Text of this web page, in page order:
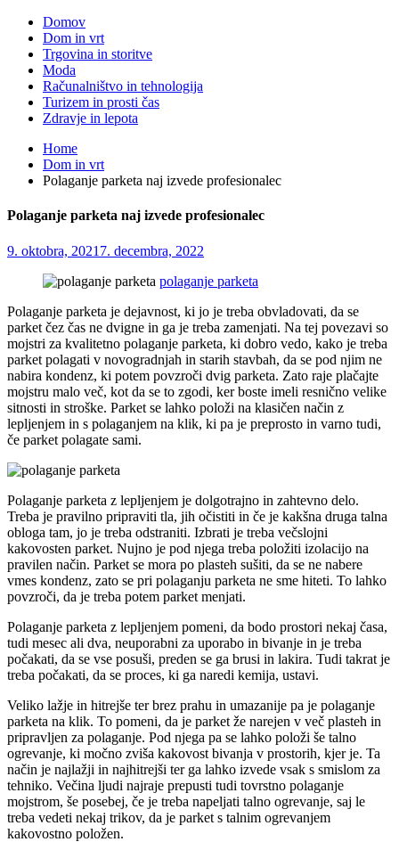
Domov
Dom in vrt
Trgovina in storitve
Moda
Računalništvo in tehnologija
Turizem in prosti čas
Zdravje in lepota
Home
Dom in vrt
Polaganje parketa naj izvede profesionalec
Polaganje parketa naj izvede profesionalec
9. oktobra, 2021 7. decembra, 2022
polaganje parketa
Polaganje parketa je dejavnost, ki jo je treba obvladovati, da se
parket čez čas ne dvigne in ga je treba zamenjati. Na tej povezavi so
mojstri za kvalitetno polaganje parketa, ki dobro vedo, kako je treba
parket polagati v novogradnjah in starih stavbah, da se pod njim ne
nabira kondenz, ki potem povzroči dvig parketa. Zato raje plačajte
mojstru malo več, kot da se to zgodi, ker boste imeli resnično velike
sitnosti in stroške. Parket se lahko položi na klasičen način z
lepljenjem in s polaganjem na klik, ki pa je preprosto in varno tudi,
če parket polagate sami.
Polaganje parketa z lepljenjem je dolgotrajno in zahtevno delo.
Treba je pravilno pripraviti tla, jih očistiti in če je kakšna druga talna
obloga tam, jo je treba odstraniti. Izbrati je treba večslojni
kakovosten parket. Nujno je pod njega treba položiti izolacijo na
pravilen način. Parket se mora po plasteh sušiti, da se ne nabere
vmes kondenz, zato se pri polaganju parketa ne sme hiteti. To lahko
povzroči, da je treba potem parket menjati.
Polaganje parketa z lepljenjem pomeni, da bodo prostori nekaj časa,
tudi mesec ali dva, neuporabni za uporabo in bivanje in je treba
počakati, da se vse posuši, preden se ga brusi in lakira. Tudi takrat je
treba počakati, da se proces, ki ga naredi kemija, ustavi.
Veliko lažje in hitrejše ter brez prahu in umazanije pa je polaganje
parketa na klik. To pomeni, da je parket že narejen v več plasteh in
pripravljen za polaganje. Pod njega pa se lahko položi še talno
ogrevanje, ki močno zviša kakovost bivanja v prostorih, kjer je. Ta
način je najlažji in najhitrejši ter ga lahko izvede vsak s smislom za
tehniko. Večina ljudi najraje prepusti tudi tovrstno polaganje
mojstrom, še posebej, če je treba napeljati talno ogrevanje, saj le
treba vedeti nekaj trikov, da je parket s talnim ogrevanjem
kakovostno položen.